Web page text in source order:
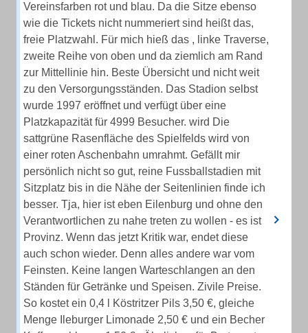
Vereinsfarben rot und blau. Da die Sitze ebenso
wie die Tickets nicht nummeriert sind heißt das,
freie Platzwahl. Für mich hieß das , linke Traverse,
zweite Reihe von oben und da ziemlich am Rand
zur Mittellinie hin. Beste Übersicht und nicht weit
zu den Versorgungsständen. Das Stadion selbst
wurde 1997 eröffnet und verfügt über eine
Platzkapazität für 4999 Besucher. wird Die
sattgrüne Rasenfläche des Spielfelds wird von
einer roten Aschenbahn umrahmt. Gefällt mir
persönlich nicht so gut, reine Fussballstadien mit
Sitzplatz bis in die Nähe der Seitenlinien finde ich
besser. Tja, hier ist eben Eilenburg und ohne den
Verantwortlichen zu nahe treten zu wollen - es ist
Provinz. Wenn das jetzt Kritik war, endet diese
auch schon wieder. Denn alles andere war vom
Feinsten. Keine langen Warteschlangen an den
Ständen für Getränke und Speisen. Zivile Preise.
So kostet ein 0,4 l Köstritzer Pils 3,50 €, gleiche
Menge Ileburger Limonade 2,50 € und ein Becher